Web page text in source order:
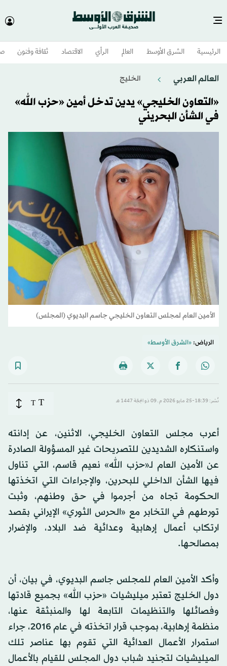
الرئيسية الشرق الأوسط​ العالم الرأي الاقتصاد ثقافة وفنون
العالم العربي الخليج
«التعاون الخليجي» يدين تدخل أمين «حزب الله»
في الشأن البحريني
الأمين العام لمجلس التعاون الخليجي جاسم البديوي (المجلس)
الرياض:«الشرق الأوسط»
نُشر: 18:39-25 مايو 2026 م ـ 09 ذو الحِجّة 1447 هـ T
T
أعرب مجلس التعاون الخليجي، الاثنين، عن إدانته
واستنكاره الشديدين للتصريحات غير المسؤولة الصادرة
عن الأمين العام لـ«حزب الله» نعيم قاسم، التي تناول
فيها الشأن الداخلي للبحرين، والإجراءات التي اتخذتها
الحكومة تجاه من أجرموا في حق وطنهم، وثبت
تورطهم في التخابر مع «الحرس الثوري» الإيراني بقصد
ارتكاب أعمال إرهابية وعدائية ضد البلاد، والإضرار
بمصالحها.
وأكد الأمين العام للمجلس جاسم البديوي، في بيان، أن
دول الخليج تعتبر ميليشيات «حزب الله» بجميع قادتها
وفصائلها والتنظيمات التابعة لها والمنبثقة عنها،
منظمة إرهابية، بموجب قرار اتخذته في عام 2016، جراء
استمرار الأعمال العدائية التي تقوم بها عناصر تلك
الميليشيات لتجنيد شباب دول المجلس للقيام بالأعمال